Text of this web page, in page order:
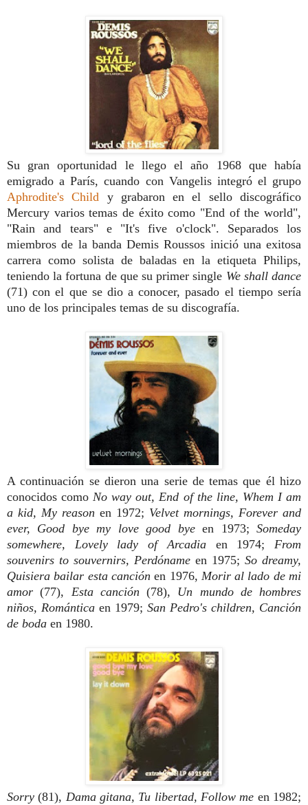
Su gran oportunidad le llego el año 1968 que había
emigrado a París, cuando con Vangelis integró el grupo
Aphrodite's Child y grabaron en el sello discográfico
Mercury varios temas de éxito como "End of the world",
"Rain and tears" e "It's five o'clock". Separados los
miembros de la banda Demis Roussos inició una exitosa
carrera como solista de baladas en la etiqueta Philips,
teniendo la fortuna de que su primer single We shall dance
(71) con el que se dio a conocer, pasado el tiempo sería
uno de los principales temas de su discografía.
A continuación se dieron una serie de temas que él hizo
conocidos comoNo way out, End of the line, Whem I am
a kid, My reason en 1972; Velvet mornings, Forever and
ever, Good bye my love good byeen 1973;Someday
somewhere, Lovely lady of Arcadia en 1974;From
souvenirs to souvernirs, Perdóname en 1975; So dreamy,
Quisiera bailar esta canciónen 1976, Morir al lado de mi
amor(77), Esta canción (78), Un mundo de hombres
niños, Romántica en 1979; San Pedro's children, Canción
de boda en 1980.
Sorry(81), Dama gitana, Tu libertad, Follow me en 1982;